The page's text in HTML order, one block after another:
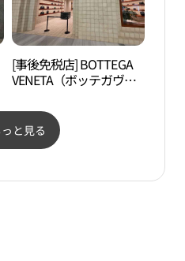
[事後免税店] BOTTEGA
VENETA（ボッテガヴェ
ギョ（板橋）店(보테가
베네타 현대백화점 판교
と見る